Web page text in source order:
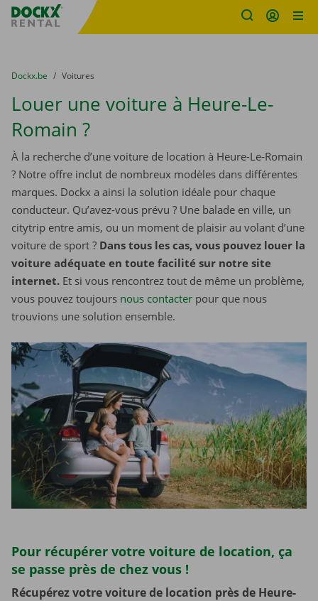
sitename
You are here:
du
Dockx.be to
Voitures
Louer une voiture à Heure-Le-
Romain ?
À la recherche d’une voiture de location à Heure-Le-Romain
? Notre offre inclut de nombreux modèles dans différentes
marques. Dockx a ainsi la solution idéale pour chaque
conducteur. Qu’avez-vous prévu ? Une balade en ville, un
citytrip entre amis, ou un moment de plaisir au volant d’une
voiture de sport ? Dans tous les cas, vous pouvez louer la
voiture adéquate en toute facilité sur notre site
internet. Et si vous rencontrez tout de même un problème,
vous pouvez toujours nous contacter pour que nous
trouvions une solution ensemble.
Pour récupérer votre voiture de location, ça
se passe près de chez vous !
Récupérez votre voiture de location près de Heure-